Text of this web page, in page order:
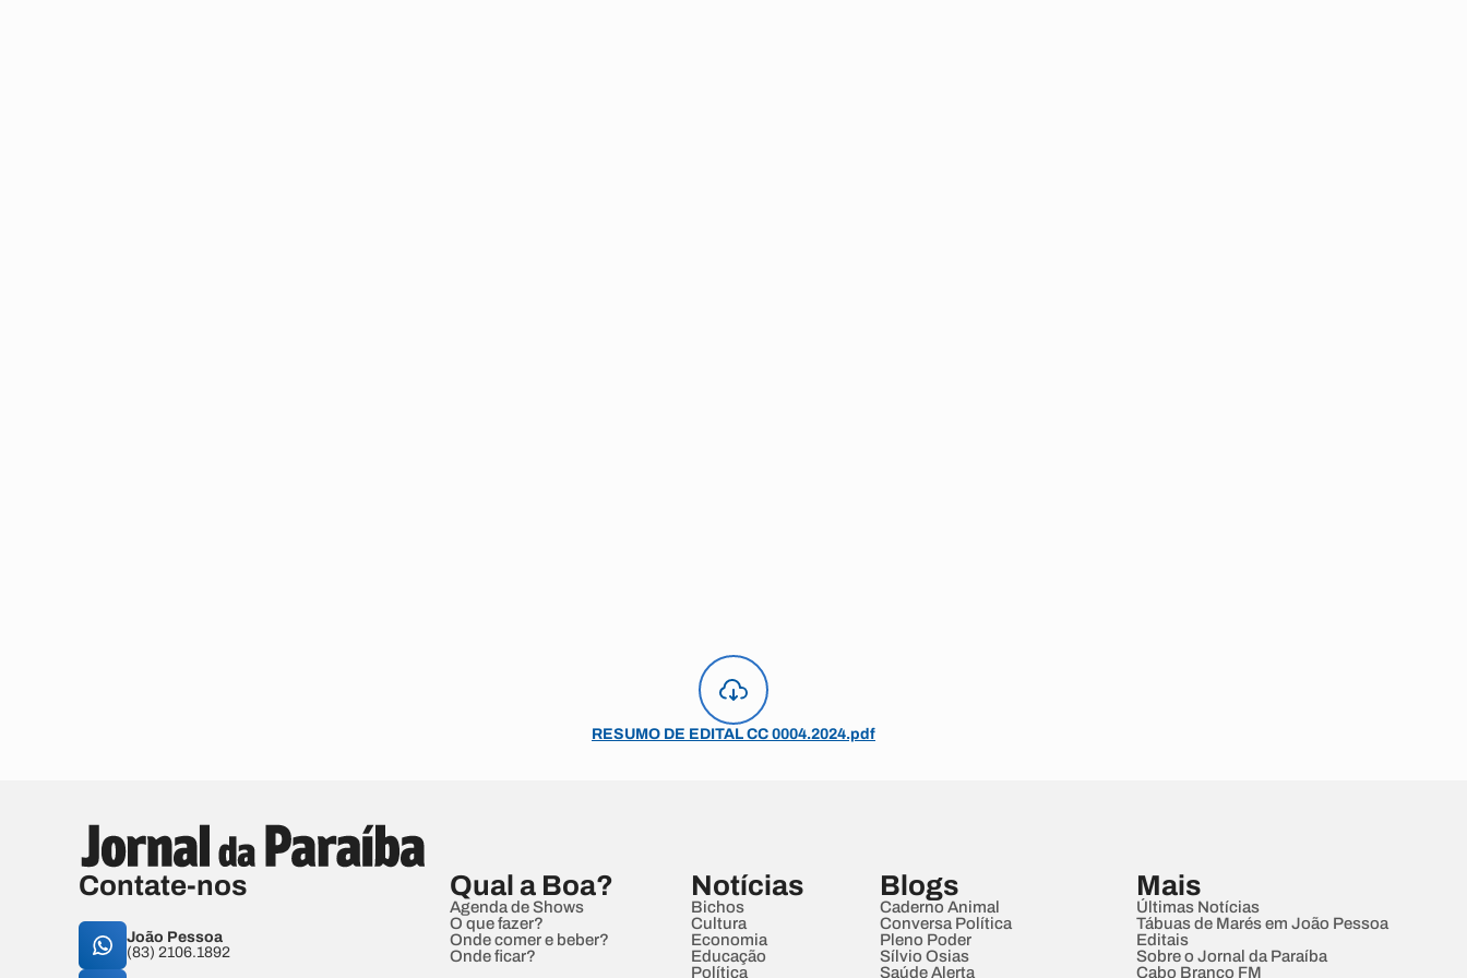
RESUMO DE EDITAL CC 0004.2024.pdf
Contate-nos
João Pessoa
(83) 2106.1892
Qual a Boa?
Agenda de Shows
O que fazer?
Onde comer e beber?
Onde ficar?
Notícias
Bichos
Cultura
Economia
Educação
Política
Blogs
Caderno Animal
Conversa Política
Pleno Poder
Sílvio Osias
Saúde Alerta
Mais
Últimas Notícias
Tábuas de Marés em João Pessoa
Editais
Sobre o Jornal da Paraíba
Cabo Branco FM